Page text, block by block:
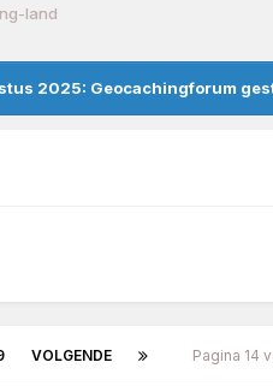
land
2025: Geocachingforum
VOLGENDE Pagina 14